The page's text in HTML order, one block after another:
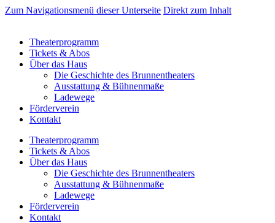
Zum Navigationsmenü dieser Unterseite Direkt zum Inhalt
Theaterprogramm
Tickets & Abos
Über das Haus
Die Geschichte des Brunnentheaters
Ausstattung & Bühnenmaße
Ladewege
Förderverein
Kontakt
Theaterprogramm
Tickets & Abos
Über das Haus
Die Geschichte des Brunnentheaters
Ausstattung & Bühnenmaße
Ladewege
Förderverein
Kontakt